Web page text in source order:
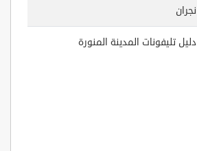
نجران
دليل تليفونات المدينة المنورة